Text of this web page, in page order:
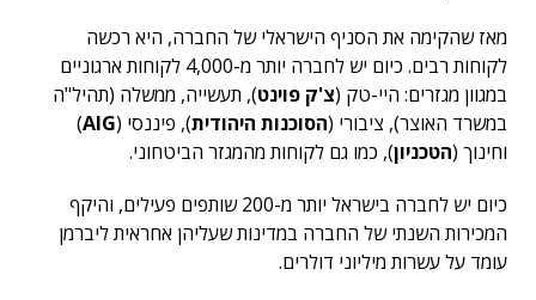
מאז שהקימה את הסניף הישראלי של החברה, היא רכשה
לקוחות רבים. כיום יש לחברה יותר מ-4,000 לקוחות ארגוניים
במגוון מגזרים: היי-טק (צ'ק פוינט), תעשייה, ממשלה (תהיל"ה
במשרד האוצר), ציבורי (הסוכנות היהודית), פיננסי (AIG
)
וחינוך (הטכניון), כמו גם לקוחות מהמגזר הביטחוני.
כיום יש לחברה בישראל יותר מ-200 שותפים פעילים, והיקף
המכירות השנתי של החברה במדינות שעליהן אחראית ליברמן
עומד על עשרות מיליוני דולרים.